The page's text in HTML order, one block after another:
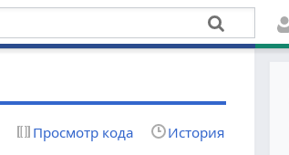
Просмотр кода История